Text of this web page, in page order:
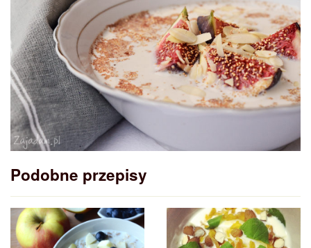
Podobne przepisy